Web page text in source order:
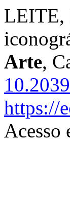
LEITE,
Arte,
https://
Acesso